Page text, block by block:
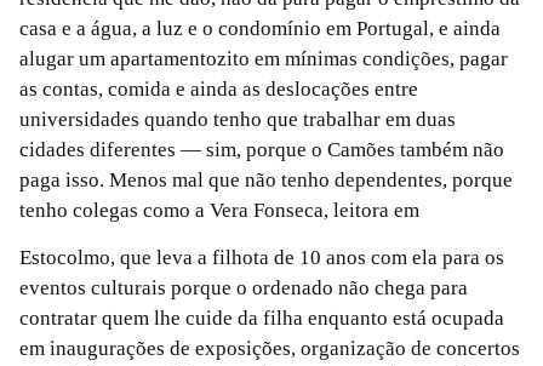
casa e a água, a luz e o condomínio em Portugal, e ainda
alugar um apartamentozito em mínimas condições, pagar
as contas, comida e ainda as deslocações entre
universidades quando tenho que trabalhar em duas
cidades diferentes — sim, porque o Camões também não
paga isso. Menos mal que não tenho dependentes, porque
tenho colegas como a Vera Fonseca, leitora em
Estocolmo, que leva a filhota de 10 anos com ela para os
eventos culturais porque o ordenado não chega para
contratar quem lhe cuide da filha enquanto está ocupada
em inaugurações de exposições, organização de concertos